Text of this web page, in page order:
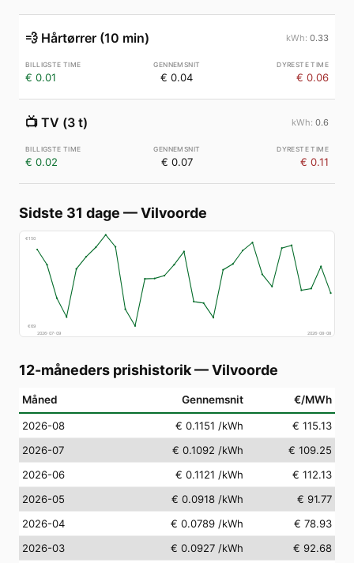
💨 Hårtørrer (10 min) 0.33
€ 0.01 € 0.04 € 0.06
📺 TV (3 t) 0.6
€ 0.02 € 0.07 € 0.11
Sidste 31 dage —Vilvoorde
€150
€69
2026-07-09
2026-08-08
12-måneders prishistorik—Vilvoorde
Måned Gennemsnit €/MWh
2026-08 € 0.1151 /kWh
€ 115.13
2026-07
€ 0.1092 /kWh
€ 109.25
2026-06
€ 0.1121 /kWh
€ 112.13
2026-05
€ 0.0918 /kWh
€ 91.77
2026-04
€ 0.0789 /kWh
€ 78.93
2026-03
€ 0.0927 /kWh
€ 92.68